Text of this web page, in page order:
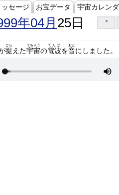
セージ お宝データ 宇宙カレン
年04月 25日 >
捉
とら
えた宇宙
うちゅう
の電波
でんぱ
を音
おと
にしました。